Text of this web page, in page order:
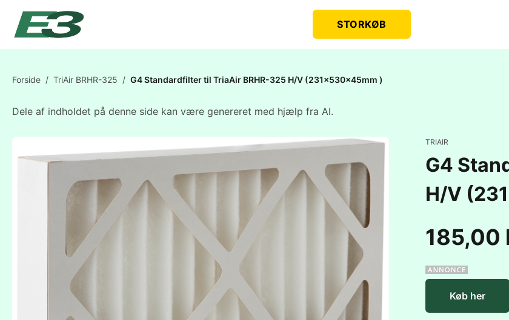
STORKØB
Forside / TriAir BRHR-325 / G4 Standardfilter til TriaAir BRHR-325 H/V (231x530x45mm )
Dele af indholdet på denne side kan være genereret med hjælp fra AI.
TRIAIR
G4
H/V
185,00
Køb her